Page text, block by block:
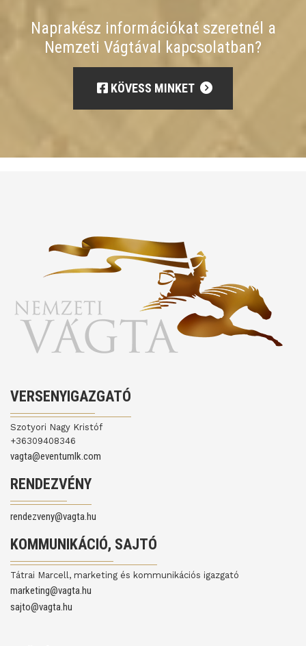
Naprakész információkat szeretnél a
Nemzeti Vágtával kapcsolatban?
KÖVESS MINKET
VERSENYIGAZGATÓ
Szotyori Nagy Kristóf
+36309408346
vagta@eventumlk.com
RENDEZVÉNY
rendezveny@vagta.hu
KOMMUNIKÁCIÓ, SAJTÓ
Tátrai Marcell, marketing és kommunikációs igazgató
marketing@vagta.hu
sajto@vagta.hu